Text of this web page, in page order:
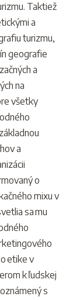
Taktiež
a
turizmu,
geografie
a
na
všetky
a
o
mixu v
sa mu
etike v
k ľudskej
s